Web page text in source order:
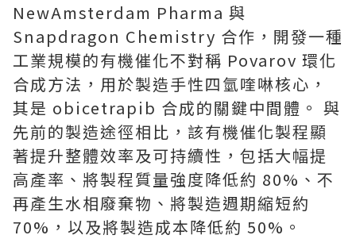
NewAmsterdam Pharma 與
Snapdragon Chemistry 合作，開發一種
工業規模的有機催化不對稱 Povarov 環化
合成方法，用於製造手性四氫喹啉核心，
其是 obicetrapib 合成的關鍵中間體。 與
先前的製造途徑相比，該有機催化製程顯
著提升整體效率及可持續性，包括大幅提
高產率、將製程質量強度降低約 80%、不
再產生水相廢棄物、將製造週期縮短約
70%，以及將製造成本降低約 50%。